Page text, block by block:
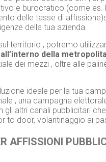
e burocratico (come
delle tasse di
della tua azienda.
territorio , potremo
all’interno della
dei mezzi , oltre alle
ideale per la tua
, una campagna
gli altri canali pubblicitari
to door, volantinaggio ai
AFFISSIONI